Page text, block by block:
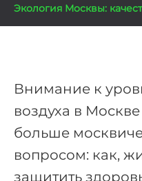
Экология Москвы:
Внимание к
воздуха в
больше
вопросом: как,
защитить